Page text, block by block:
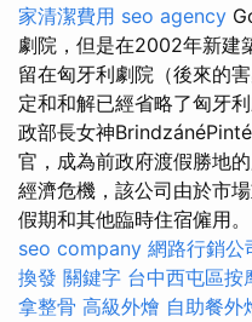
家清潔費用 seo agency
劇院，但是在2002年新建
留在匈牙利劇院（後來的
定和和解已經省略了匈牙
政部長女神
官，成為前政府渡假勝地
經濟危機，該公司由於市
假期和其他臨時住宿僱用。
seo company 網路行銷公
換發 關鍵字 台中西屯區按
拿整骨 高級外燴 自助餐外